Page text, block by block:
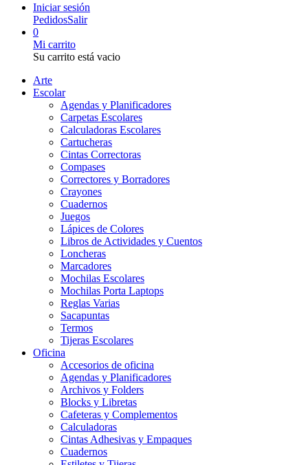
Iniciar sesión
PedidosSalir
0
Mi carrito
Su carrito está vacio
Arte
Escolar
Agendas y Planificadores
Carpetas Escolares
Calculadoras Escolares
Cartucheras
Cintas Correctoras
Compases
Correctores y Borradores
Crayones
Cuadernos
Juegos
Lápices de Colores
Libros de Actividades y Cuentos
Loncheras
Marcadores
Mochilas Escolares
Mochilas Porta Laptops
Reglas Varias
Sacapuntas
Termos
Tijeras Escolares
Oficina
Accesorios de oficina
Agendas y Planificadores
Archivos y Folders
Blocks y Libretas
Cafeteras y Complementos
Calculadoras
Cintas Adhesivas y Empaques
Cuadernos